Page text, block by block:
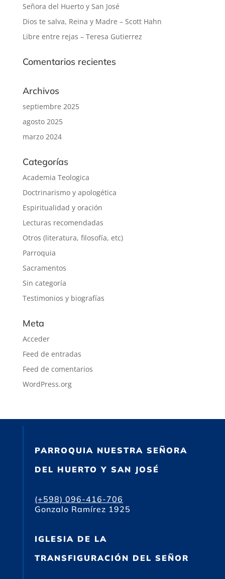
Señora del Huerto y San José
Dios te salva, Reina y Madre – Scott Hahn
Libre entre rejas – Teresa Gutierrez
Comentarios recientes
Archivos
septiembre 2025
agosto 2025
marzo 2024
Categorías
Academia Teologica
Doctrinarismo y apologética
Espiritualidad y oración
Lecturas recomendadas
Otros (literatura, filosofía, etc)
Parroquia
Sacramentos
Sin categoría
Testimonios y biografías
Meta
Acceder
Feed de entradas
Feed de comentarios
WordPress.org
PARROQUIA NUESTRA SEÑORA
DEL HUERTO Y SAN JOSÉ
(+598) 096-416-706
Gonzalo Ramírez 1925
IGLESIA DE LA
TRANSFIGURACIÓN DEL SEÑOR